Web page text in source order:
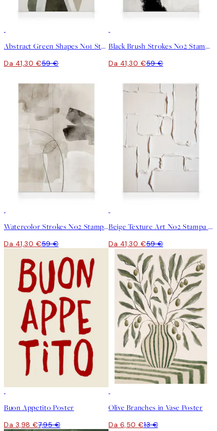
Abstract Green Shapes No1 Stampa su Tela
Da 41,30 €59 €
Black Brush Strokes No2 Stampa su Tela
Da 41,30 €59 €
Watercolor Strokes No2 Stampa su Tela
Da 41,30 €59 €
Beige Texture Art No2 Stampa su Tela
Da 41,30 €59 €
Buon Appetito Poster
Da 3,98 €7,95 €
Olive Branches in Vase Poster
Da 6,50 €13 €